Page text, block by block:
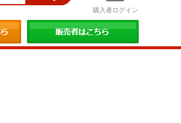
購入者ログイン